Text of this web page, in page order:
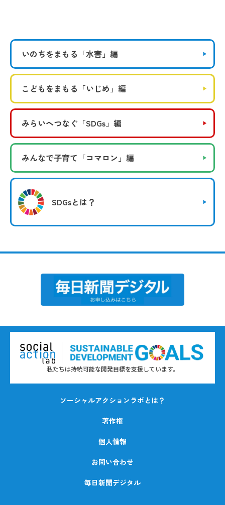
いのちをまもる 「水害」編
こどもをまもる 「いじめ」編
みらいへつなぐ 「SDGs」編
みんなで子育て 「コマロン」編
SDGsとは？
私たちは持続可能な開発目標を支援しています。
ソーシャルアクションラボとは？
著作権
個人情報
お問い合わせ
毎日新聞デジタル